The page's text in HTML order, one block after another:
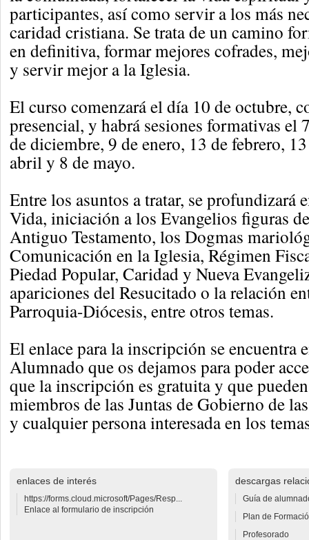
participantes, así como servir a los más
caridad cristiana. Se trata de un camino
en definitiva, formar mejores cofrades,
y servir mejor a la Iglesia.
El curso comenzará el día 10 de octubre,
presencial, y habrá sesiones formativas el
de diciembre, 9 de enero, 13 de febrero,
abril y 8 de mayo.
Entre los asuntos a tratar, se profundizará
Vida, iniciación a los Evangelios figuras
Antiguo Testamento, los Dogmas
Comunicación en la Iglesia, Régimen
Piedad Popular, Caridad y Nueva
apariciones del Resucitado o la relación
Parroquia-Diócesis, entre otros temas.
El enlace para la inscripción se encuentra
Alumnado que os dejamos para poder
que la inscripción es gratuita y que
miembros de las Juntas de Gobierno de
y cualquier persona interesada en los
enlaces de interés
https://forms.cloud.microsoft/Pages/Resp...
Enlace al formulario de inscripción
descargas
Guía de
Plan de
Profesorado